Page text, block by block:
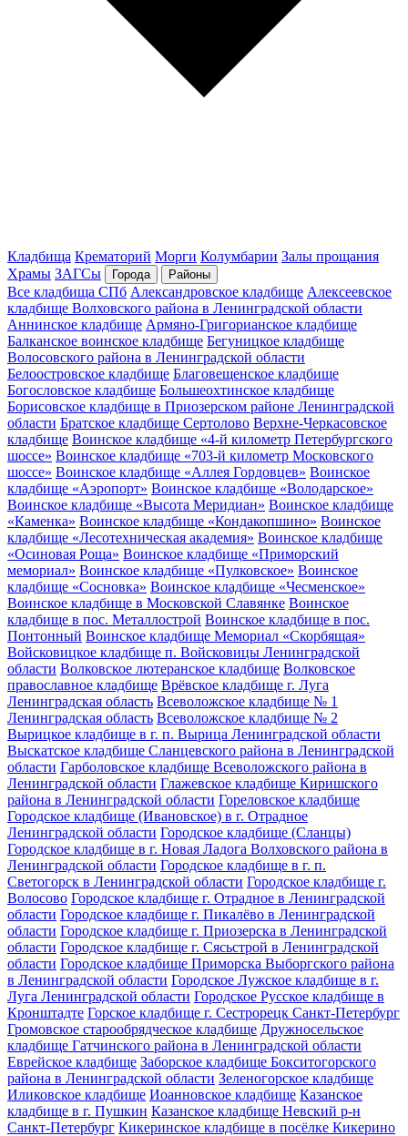
Кладбища Крематорий Морги Колумбарии Залы прощания
Храмы ЗАГСы Города Районы
Все кладбища СПб Александровское кладбище Алексеевское
кладбище Волховского района в Ленинградской области
Аннинское кладбище Армяно-Григорианское кладбище
Балканское воинское кладбище Бегуницкое кладбище
Волосовского района в Ленинградской области
Белоостровское кладбище Благовещенское кладбище
Богословское кладбище Большеохтинское кладбище
Борисовское кладбище в Приозерском районе Ленинградской
области Братское кладбище Сертолово Верхне-Черкасовское
кладбище Воинское кладбище «4-й километр Петербургского
шоссе» Воинское кладбище «703-й километр Московского
шоссе» Воинское кладбище «Аллея Гордовцев» Воинское
кладбище «Аэропорт» Воинское кладбище «Володарское»
Воинское кладбище «Высота Меридиан» Воинское кладбище
«Каменка» Воинское кладбище «Кондакопшино» Воинское
кладбище «Лесотехническая академия» Воинское кладбище
«Осиновая Роща» Воинское кладбище «Приморский
мемориал» Воинское кладбище «Пулковское» Воинское
кладбище «Сосновка» Воинское кладбище «Чесменское»
Воинское кладбище в Московской Славянке Воинское
кладбище в пос. Металлострой Воинское кладбище в пос.
Понтонный Воинское кладбище Мемориал «Скорбящая»
Войсковицкое кладбище п. Войсковицы Ленинградской
области Волковское лютеранское кладбище Волковское
православное кладбище Врёвское кладбище г. Луга
Ленинградская область Всеволожское кладбище № 1
Ленинградская область Всеволожское кладбище № 2
Вырицкое кладбище в г. п. Вырица Ленинградской области
Выскатское кладбище Сланцевского района в Ленинградской
области Гарболовское кладбище Всеволожского района в
Ленинградской области Глажевское кладбище Киришского
района в Ленинградской области Гореловское кладбище
Городское кладбище (Ивановское) в г. Отрадное
Ленинградской области Городское кладбище (Сланцы)
Городское кладбище в г. Новая Ладога Волховского района в
Ленинградской области Городское кладбище в г. п.
Светогорск в Ленинградской области Городское кладбище г.
Волосово Городское кладбище г. Отрадное в Ленинградской
области Городское кладбище г. Пикалёво в Ленинградской
области Городское кладбище г. Приозерска в Ленинградской
области Городское кладбище г. Сясьстрой в Ленинградской
области Городское кладбище Приморска Выборгского района
в Ленинградской области Городское Лужское кладбище в г.
Луга Ленинградской области Городское Русское кладбище в
Кронштадте Горское кладбище г. Сестрорецк Санкт-Петербург
Громовское старообрядческое кладбище Дружносельское
кладбище Гатчинского района в Ленинградской области
Еврейское кладбище Заборское кладбище Бокситогорского
района в Ленинградской области Зеленогорское кладбище
Иликовское кладбище Иоанновское кладбище Казанское
кладбище в г. Пушкин Казанское кладбище Невский р-н
Санкт-Петербург Кикеринское кладбище в посёлке Кикерино